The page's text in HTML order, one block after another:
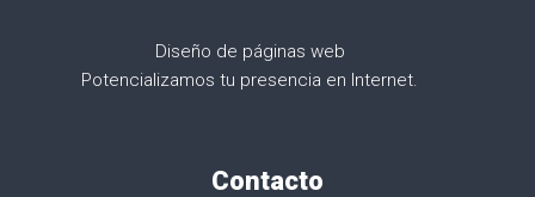
Diseño de páginas web
Potencializamos tu presencia en Internet.
Contacto